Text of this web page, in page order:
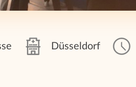
Düsseldorf